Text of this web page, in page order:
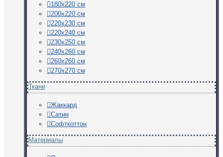
180х220 см
200х220 см
220х230 см
220х240 см
230х250 см
240х260 см
260х260 см
270х270 см
Ткани
Жаккард
Сатин
Софткоттон
Материалы